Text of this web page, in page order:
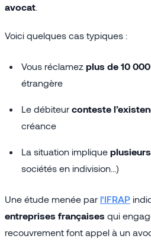
avocat
Voici quelques cas typiques :
Vous réclamez plus de 10
étrangère
Le débiteur conteste
créance
La situation implique
sociétés en indivision…)
Une étude menée par l’IFRAP
entreprises françaises qui
recouvrement font appel à un